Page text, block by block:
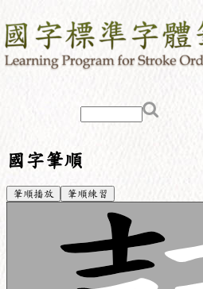
國字筆順
筆順播放 筆順練習